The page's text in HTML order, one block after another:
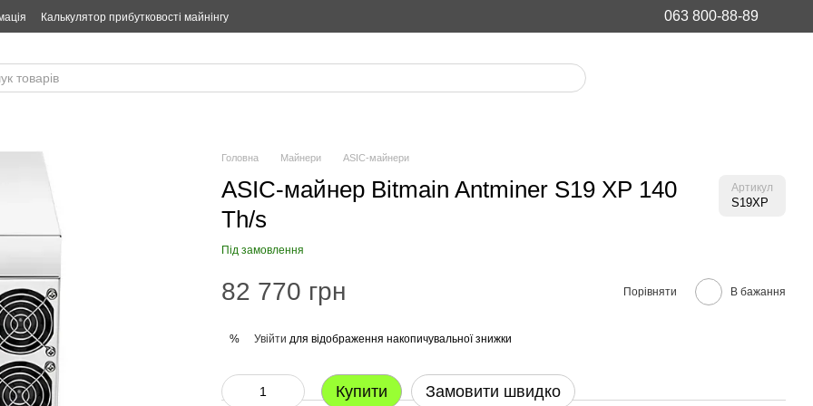
Калькулятор прибутковості майнінгу 063 800-88-89
Головна Майнери ASIC-майнери
ASIC-майнер Bitmain Antminer S19 XP 140
Th/s
Артикул
S19XP
Під замовлення
82 770 грн Порівняти В бажання
% Увійти для відображення накопичувальної знижки
Купити Замовити швидко